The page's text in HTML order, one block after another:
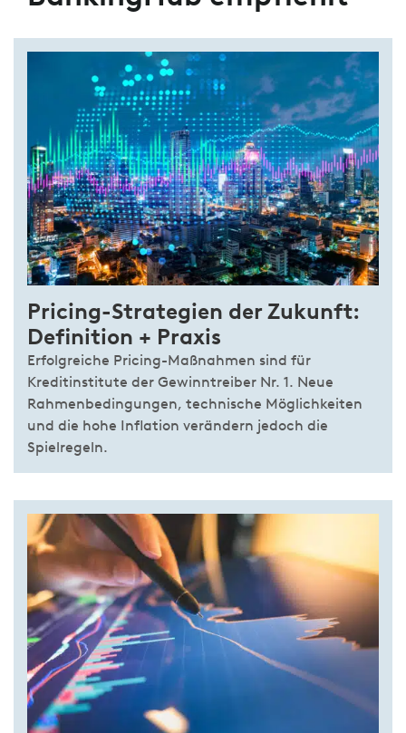
Pricing-Strategien der Zukunft:
Definition + Praxis
Erfolgreiche Pricing-Maßnahmen sind für
Kreditinstitute der Gewinntreiber Nr. 1. Neue
Rahmenbedingungen, technische Möglichkeiten
und die hohe Inflation verändern jedoch die
Spielregeln.